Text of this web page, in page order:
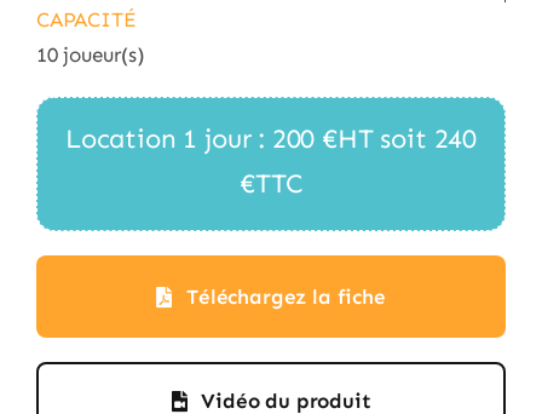
CAPACITÉ
10 joueur(s)
Location 1 jour : 200 €HT soit 240
€TTC
Téléchargez la fiche
Vidéo du produit